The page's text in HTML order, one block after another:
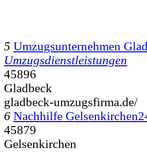
5 Umzugsunternehmen
Umzugsdienstleistungen
45896
Gladbeck
gladbeck-umzugsfirma.de/
6 Nachhilfe
45879
Gelsenkirchen